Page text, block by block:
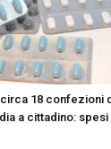
circa 18 confezioni
a cittadino: spesi